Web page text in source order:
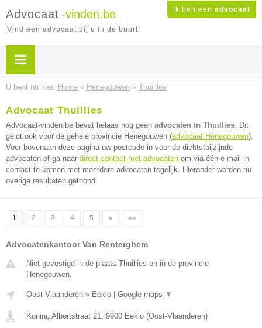
Ik ben een advocaat
Advocaat -vinden.be
Vind een advocaat bij u in de buurt!
U bent nu hier: Home » Henegouwen » Thuillies
Advocaat Thuillies
Advocaat-vinden.be bevat helaas nog geen advocaten in Thuillies. Dit
geldt ook voor de gehele provincie Henegouwen (advocaat Henegouwen).
Voer bovenaan deze pagina uw postcode in voor de dichtstbijzijnde
advocaten of ga naar direct contact met advocaten om via één e-mail in
contact te komen met meerdere advocaten tegelijk. Hieronder worden nu
overige resultaten getoond.
1 2 3 4 5 » »»
Advocatenkantoor Van Renterghem
Niet gevestigd in de plaats Thuillies en in de provincie
Henegouwen.
Oost-Vlaanderen » Eeklo Google maps ▼
Koning Albertstraat 21, 9900 Eeklo (Oost-Vlaanderen)